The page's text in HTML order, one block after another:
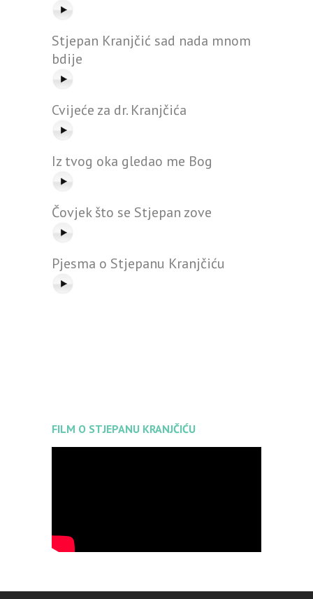
Stjepan Kranjčić sad nada mnom
bdije
Cvijeće za dr. Kranjčića
Iz tvog oka gledao me Bog
Čovjek što se Stjepan zove
Pjesma o Stjepanu Kranjčiću
FILM O STJEPANU KRANJČIĆU